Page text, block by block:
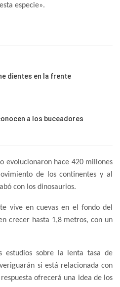
especie».
dientes en la frente
a los buceadores
evolucionaron hace 420 millones
de los continentes y al
con los dinosaurios.
vive en cuevas en el fondo del
crecer hasta 1,8 metros, con un
estudios sobre la lenta tasa de
si está relacionada con
ofrecerá una idea de los